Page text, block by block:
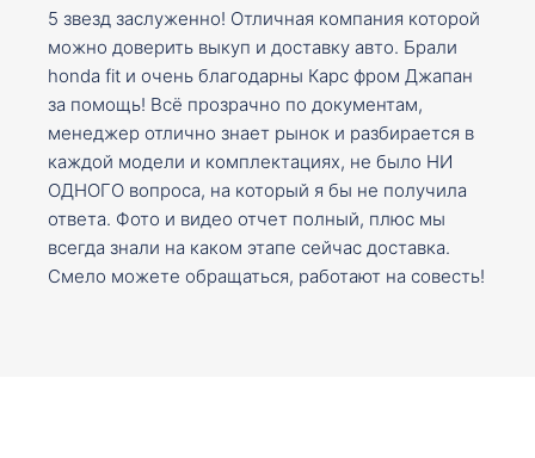
5 звезд заслуженно! Отличная компания которой
можно доверить выкуп и доставку авто. Брали
honda fit и очень благодарны Карс фром Джапан
за помощь! Всё прозрачно по документам,
менеджер отлично знает рынок и разбирается в
каждой модели и комплектациях, не было НИ
ОДНОГО вопроса, на который я бы не получила
ответа. Фото и видео отчет полный, плюс мы
всегда знали на каком этапе сейчас доставка.
Смело можете обращаться, работают на совесть!